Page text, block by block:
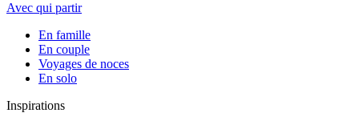
Avec qui partir
En famille
En couple
Voyages de noces
En solo
Inspirations